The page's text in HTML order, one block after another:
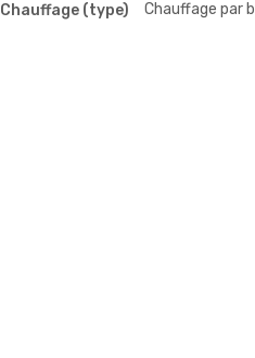
Chauffage (type) Chauffage par